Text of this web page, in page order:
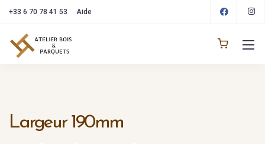
+33 6 70 78 41 53 Aide
Largeur 190mm